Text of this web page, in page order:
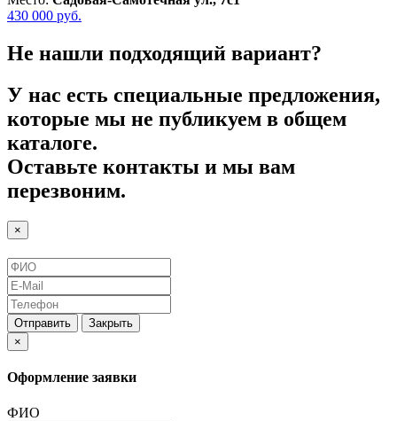
430 000 руб.
Не нашли подходящий вариант?
У нас есть специальные предложения,
которые мы не публикуем в общем
каталоге.
Оставьте контакты и мы вам
перезвоним.
×
Отправить
Закрыть
×
Оформление заявки
ФИО